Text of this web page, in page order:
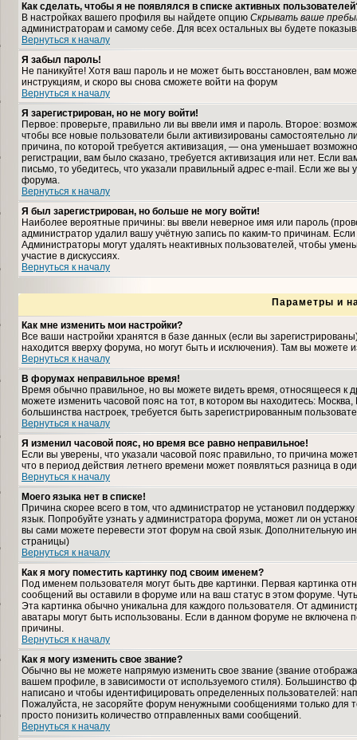
Как сделать, чтобы я не появлялся в списке активных
В настройках вашего профиля вы найдете опцию Скрывать ваше
администраторам и самому себе. Для всех остальных вы будете
Вернуться к началу
Я забыл пароль!
Не паникуйте! Хотя ваш пароль и не может быть восстановлен, вам
инструкциям, и скоро вы снова сможете войти на форум
Вернуться к началу
Я зарегистрирован, но не могу войти!
Первое: проверьте, правильно ли вы ввели имя и пароль. Второе:
чтобы все новые пользователи были активизированы самостоятельно
причина, по которой требуется активизация, — она уменьшает
регистрации, вам было сказано, требуется активизация или нет. Если
письмо, то убедитесь, что указали правильный адрес e-mail. Если же
форума.
Вернуться к началу
Я был зарегистрирован, но больше не могу войти!
Наиболее вероятные причины: вы ввели неверное имя или пароль
администратор удалил вашу учётную запись по каким-то причинам.
Администраторы могут удалять неактивных пользователей, чтобы
участие в дискуссиях.
Вернуться к началу
Параметры и
Как мне изменить мои настройки?
Все ваши настройки хранятся в базе данных (если вы
находится вверху форума, но могут быть и исключения). Там вы можете
Вернуться к началу
В форумах неправильное время!
Время обычно правильное, но вы можете видеть время, относящееся к
можете изменить часовой пояс на тот, в котором вы находитесь:
большинства настроек, требуется быть зарегистрированным
Вернуться к началу
Я изменил часовой пояс, но время все равно неправильное!
Если вы уверены, что указали часовой пояс правильно, то причина
что в период действия летнего времени может появляться разница в
Вернуться к началу
Моего языка нет в списке!
Причина скорее всего в том, что администратор не установил
язык. Попробуйте узнать у администратора форума, может ли он
вы сами можете перевести этот форум на свой язык. Дополнительную
страницы)
Вернуться к началу
Как я могу поместить картинку под своим именем?
Под именем пользователя могут быть две картинки. Первая картинка
сообщений вы оставили в форуме или на ваш статус в этом форуме.
Эта картинка обычно уникальна для каждого пользователя. От
аватары могут быть использованы. Если в данном форуме не включена
причины.
Вернуться к началу
Как я могу изменить свое звание?
Обычно вы не можете напрямую изменить свое звание (звание
вашем профиле, в зависимости от используемого стиля). Большинство
написано и чтобы идентифицировать определенных пользователей:
Пожалуйста, не засоряйте форум ненужными сообщениями только для
просто понизить количество отправленных вами сообщений.
Вернуться к началу